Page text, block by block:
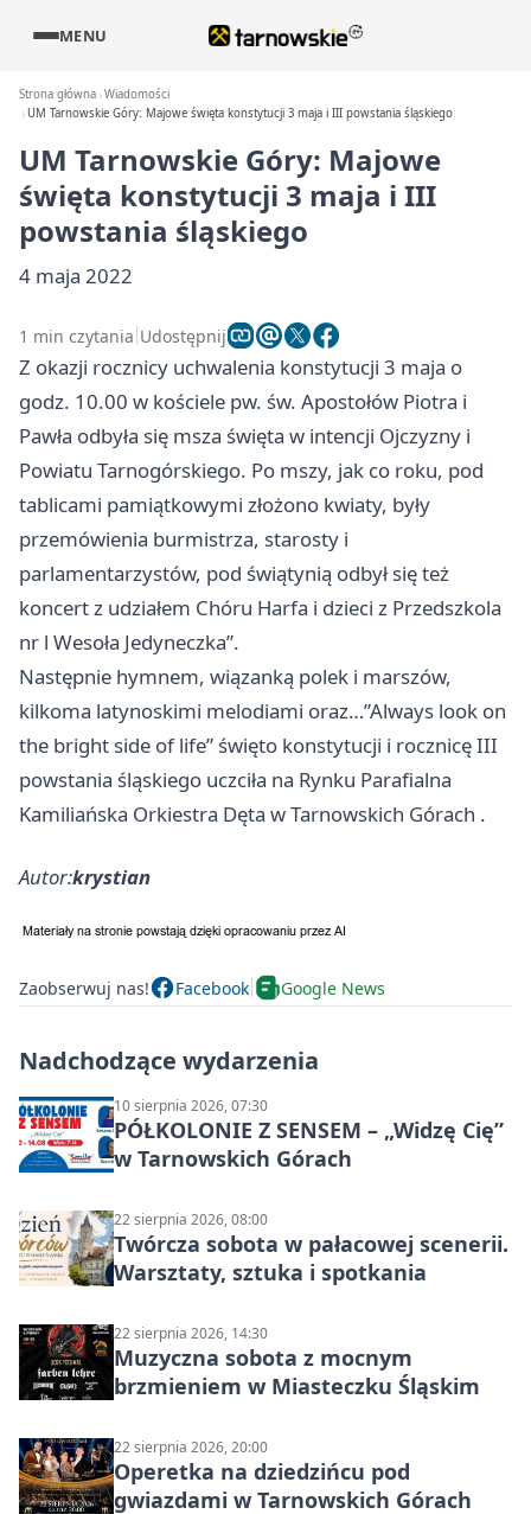
MENU
Strona główna Wiadomości
UM Tarnowskie Góry: Majowe święta konstytucji 3 maja i III powstania śląskiego
UM Tarnowskie Góry: Majowe
święta konstytucji 3 maja i III
powstania śląskiego
4 maja 2022
1 min czytania Udostępnij
Z okazji rocznicy uchwalenia konstytucji 3 maja o
godz. 10.00 w kościele pw. św. Apostołów Piotra i
Pawła odbyła się msza święta w intencji Ojczyzny i
Powiatu Tarnogórskiego. Po mszy, jak co roku, pod
tablicami pamiątkowymi złożono kwiaty, były
przemówienia burmistrza, starosty i
parlamentarzystów, pod świątynią odbył się też
koncert z udziałem Chóru Harfa i dzieci z Przedszkola
nr l Wesoła Jedyneczka”.
Następnie hymnem, wiązanką polek i marszów,
kilkoma latynoskimi melodiami oraz…”Always look on
the bright side of life” święto konstytucji i rocznicę III
powstania śląskiego uczciła na Rynku Parafialna
Kamiliańska Orkiestra Dęta w Tarnowskich Górach .
Autor:krystian
Zaobserwuj nas! Facebook Google News
Nadchodzące wydarzenia
10 sierpnia 2026, 07:30
PÓŁKOLONIE Z SENSEM – „Widzę Cię”
w Tarnowskich Górach
22 sierpnia 2026, 08:00
Twórcza sobota w pałacowej scenerii.
Warsztaty, sztuka i spotkania
22 sierpnia 2026, 14:30
Muzyczna sobota z mocnym
brzmieniem w Miasteczku Śląskim
22 sierpnia 2026, 20:00
Operetka na dziedzińcu pod
gwiazdami w Tarnowskich Górach